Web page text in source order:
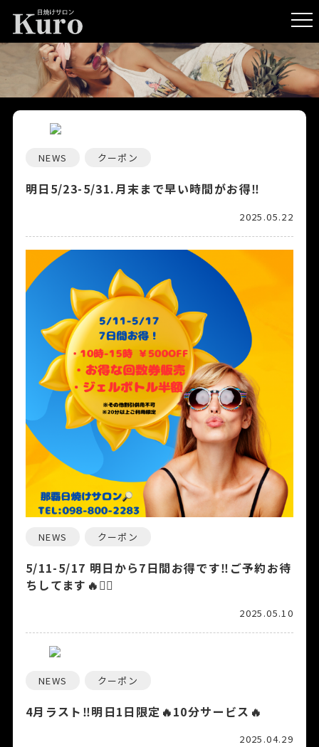
NEWS クーポン
明日5/23-5/31.月末まで早い時間がお得‼️
2025.05.22
NEWS クーポン
5/11-5/17 明日から7日間お得です‼️ご予約お待
ちしてます🔥❤️‍🔥
2025.05.10
NEWS クーポン
4月ラスト‼️明日1日限定🔥10分サービス🔥
2025.04.29